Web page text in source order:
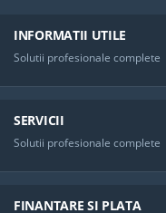
INFORMATII UTILE
Solutii profesionale complete
SERVICII
Solutii profesionale complete
FINANTARE SI PLATA